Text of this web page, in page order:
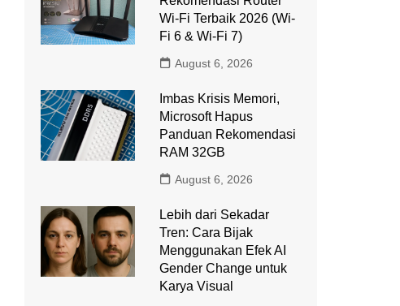
Wi-Fi Terbaik 2026 (Wi-
Fi 6 & Wi-Fi 7)
August 6, 2026
Imbas Krisis Memori,
Microsoft Hapus
Panduan Rekomendasi
RAM 32GB
August 6, 2026
Lebih dari Sekadar
Tren: Cara Bijak
Menggunakan Efek AI
Gender Change untuk
Karya Visual